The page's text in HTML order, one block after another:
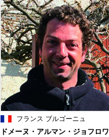
フランス ブルゴーニュ
ドメーヌ・アルマン・ジョフロワ